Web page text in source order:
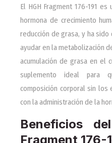
El HGH Fragment 176-191
hormona de crecimiento
reducción de grasa, y ha
ayudar en la metabolización
acumulación de grasa en el
suplemento ideal para
composición corporal sin los
con la administración de la
Beneficios
Fragment 176-